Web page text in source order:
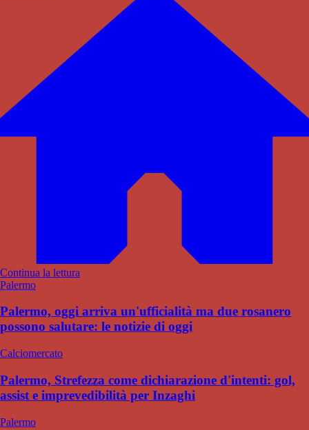
Continua la lettura
Palermo
Palermo, oggi arriva un'ufficialità ma due rosanero
possono salutare: le notizie di oggi
Calciomercato
Palermo, Strefezza come dichiarazione d'intenti: gol,
assist e imprevedibilità per Inzaghi
Palermo